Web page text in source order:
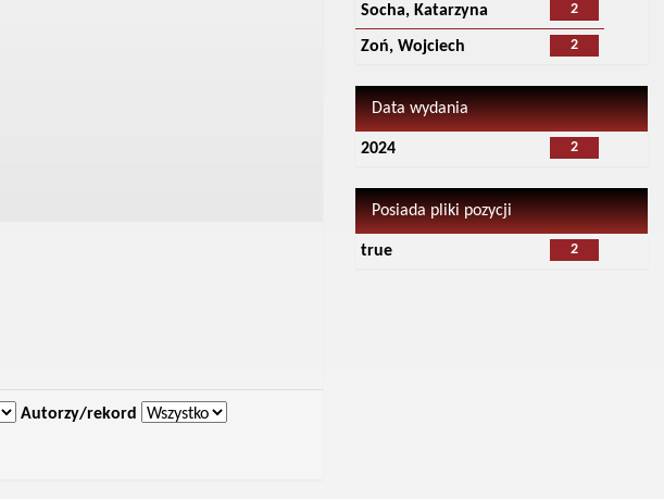
Autorzy/rekord
2
Socha, Katarzyna
2
Zoń, Wojciech
Data wydania
2
2024
Posiada pliki pozycji
2
true